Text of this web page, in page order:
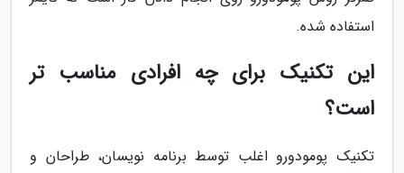
استفاده شده.
این تکنیک برای چه افرادی مناسب تر
است؟
تکنیک پومودورو اغلب توسط برنامه نویسان، طراحان و